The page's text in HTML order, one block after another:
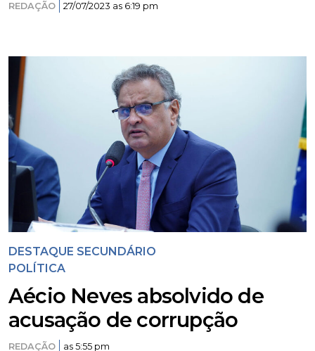
REDAÇÃO 27/07/2023 as 6:19 pm
DESTAQUE SECUNDÁRIO
POLÍTICA
Aécio Neves absolvido de
acusação de corrupção
REDAÇÃO as 5:55 pm